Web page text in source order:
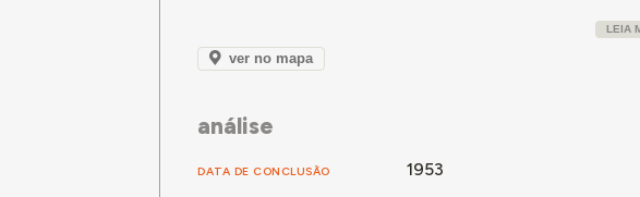
distinto acabado en el paramento. En el lado corto hacia
plantas, mientras que en el extremo opuesto hacia la
LEIA
ver no mapa
análise
DATA DE CONCLUSÃO 1953